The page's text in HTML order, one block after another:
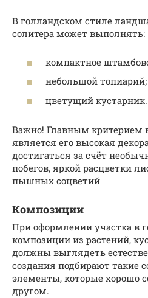
В голландском стиле
солитера может выполнять:
компактное
небольшой топиарий;
цветущий кустарник.
Важно! Главным критерием
является его высокая
достигаться за счёт
побегов, яркой расцветки
пышных соцветий
Композиции
При оформлении участка в
композиции из растений,
должны выглядеть
создания подбирают такие
элементы, которые хорошо
другом.